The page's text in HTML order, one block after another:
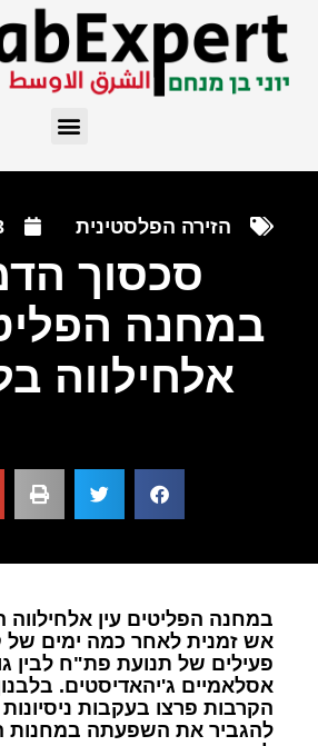
הזירה הפלסטינית
סכסוך
במחנה
אלחילווה
במחנה הפליטים עין
אש זמנית לאחר כמה ימים של
פעילים של תנועת פת"ח לבין
אסלאמיים ג'יהאדיסטים.
הקרבות פרצו בעקבות
להגביר את השפעתה במחנות